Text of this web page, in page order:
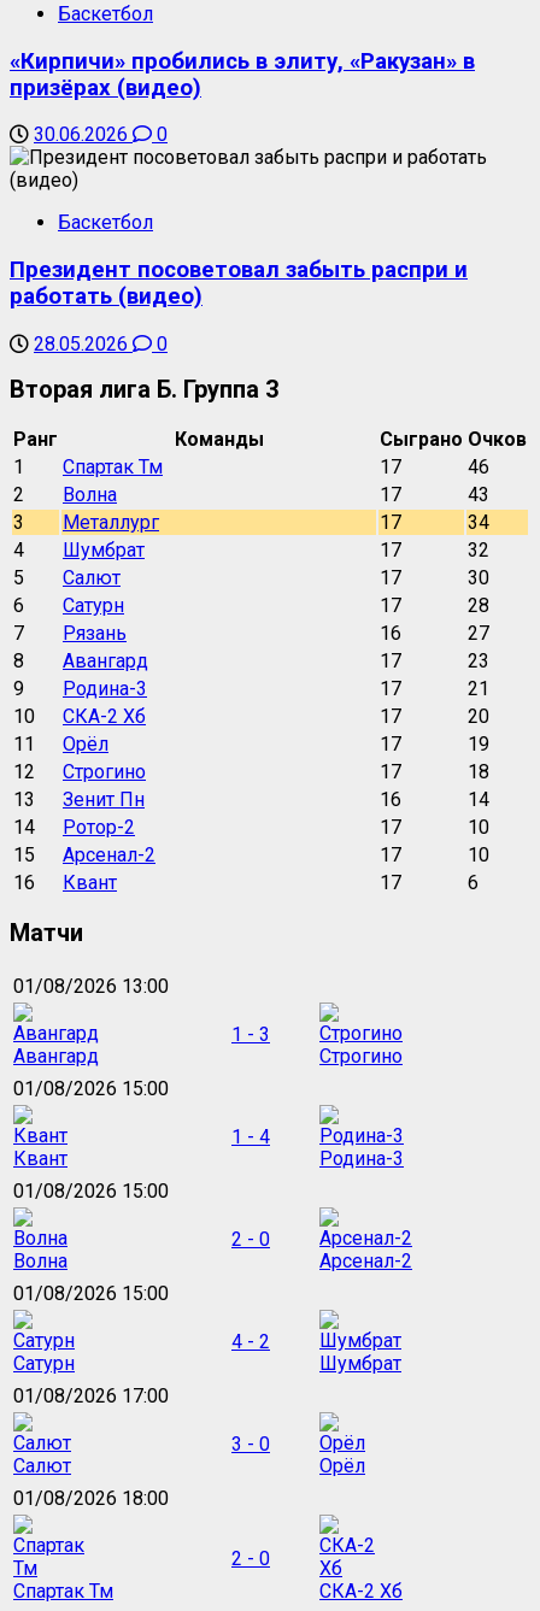
Баскетбол
«Кирпичи» пробились в элиту, «Ракузан» в
призёрах (видео)
30.06.2026 0
Баскетбол
Президент посоветовал забыть распри и
работать (видео)
28.05.2026 0
Вторая лига Б. Группа 3
Ранг Команды Сыграно Очков
1
Спартак Тм 17
46
2
Волна 17
43
3
Металлург 17
34
4
Шумбрат 17
32
5
Салют 17
30
6
Сатурн 17
28
7
Рязань 16
27
8
Авангард 17
23
9
Родина-3 17
21
10
СКА-2 Хб 17
20
11
Орёл 17
19
12
Строгино 17
18
13
Зенит Пн 16
14
14
Ротор-2 17
10
15
Арсенал-2 17
10
16
Квант 17 6
Матчи
01/08/2026 13:00
Авангард
1 - 3
Строгино
01/08/2026 15:00
Квант
1 - 4
Родина-3
01/08/2026 15:00
Волна
2 - 0
Арсенал-2
01/08/2026 15:00
Сатурн
4 - 2
Шумбрат
01/08/2026 17:00
Салют
3 - 0
Орёл
01/08/2026 18:00
Спартак Тм
2 - 0
СКА-2 Хб